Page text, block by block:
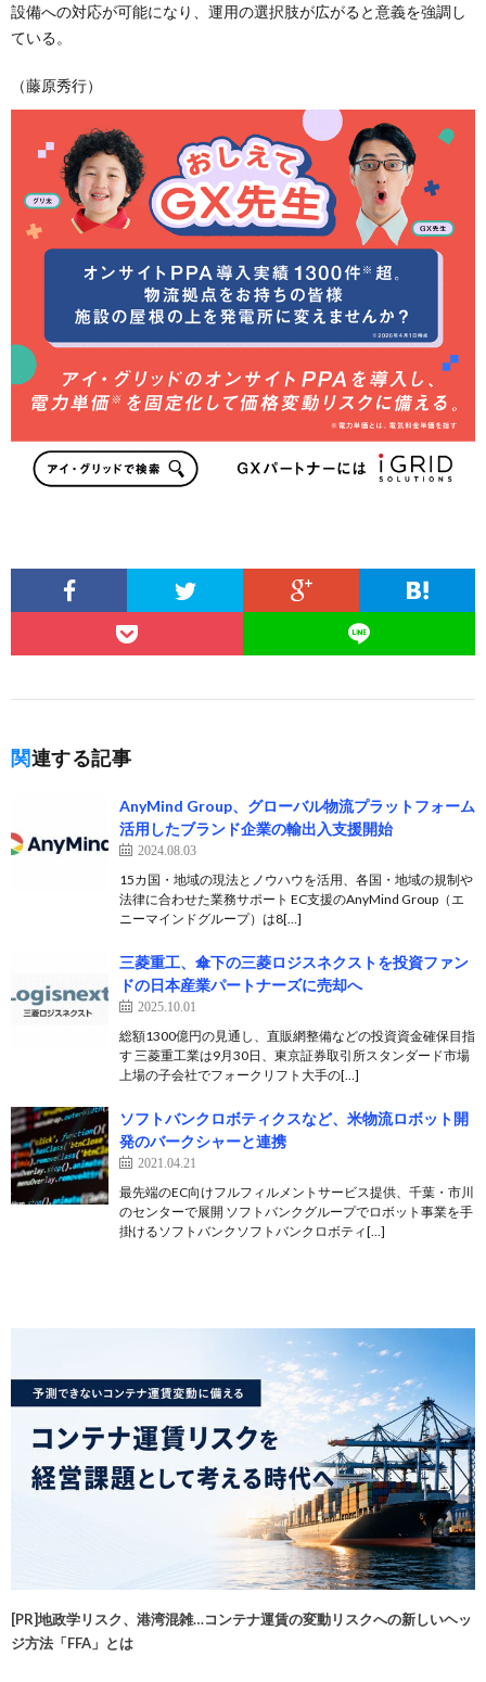
設備への対応が可能になり、運用の選択肢が広がると意義を強調し
ている。
（藤原秀行）
関連する記事
AnyMind Group、グローバル物流プラットフォーム
活用したブランド企業の輸出入支援開始
2024.08.03
15カ国・地域の現法とノウハウを活用、各国・地域の規制や
法律に合わせた業務サポート EC支援のAnyMind Group（エ
ニーマインドグループ）は8[…]
三菱重工、傘下の三菱ロジスネクストを投資ファン
ドの日本産業パートナーズに売却へ
2025.10.01
総額1300億円の見通し、直販網整備などの投資資金確保目指
す 三菱重工業は9月30日、東京証券取引所スタンダード市場
上場の子会社でフォークリフト大手の[…]
ソフトバンクロボティクスなど、米物流ロボット開
発のバークシャーと連携
2021.04.21
最先端のEC向けフルフィルメントサービス提供、千葉・市川
のセンターで展開 ソフトバンクグループでロボット事業を手
掛けるソフトバンクソフトバンクロボティ[…]
[PR]地政学リスク、港湾混雑…コンテナ運賃の変動リスクへの新しいヘッ
ジ方法「FFA」とは